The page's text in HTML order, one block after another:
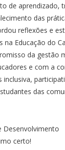
de aprendizado,
das
reflexões e
na Educação do
da gestão
e com a
inclusiva,
das
Desenvolvimento
certo!